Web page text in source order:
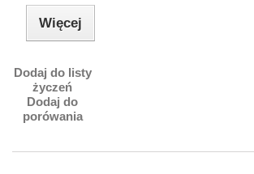
Więcej
Dodaj do listy
życzeń
Dodaj do
porówania